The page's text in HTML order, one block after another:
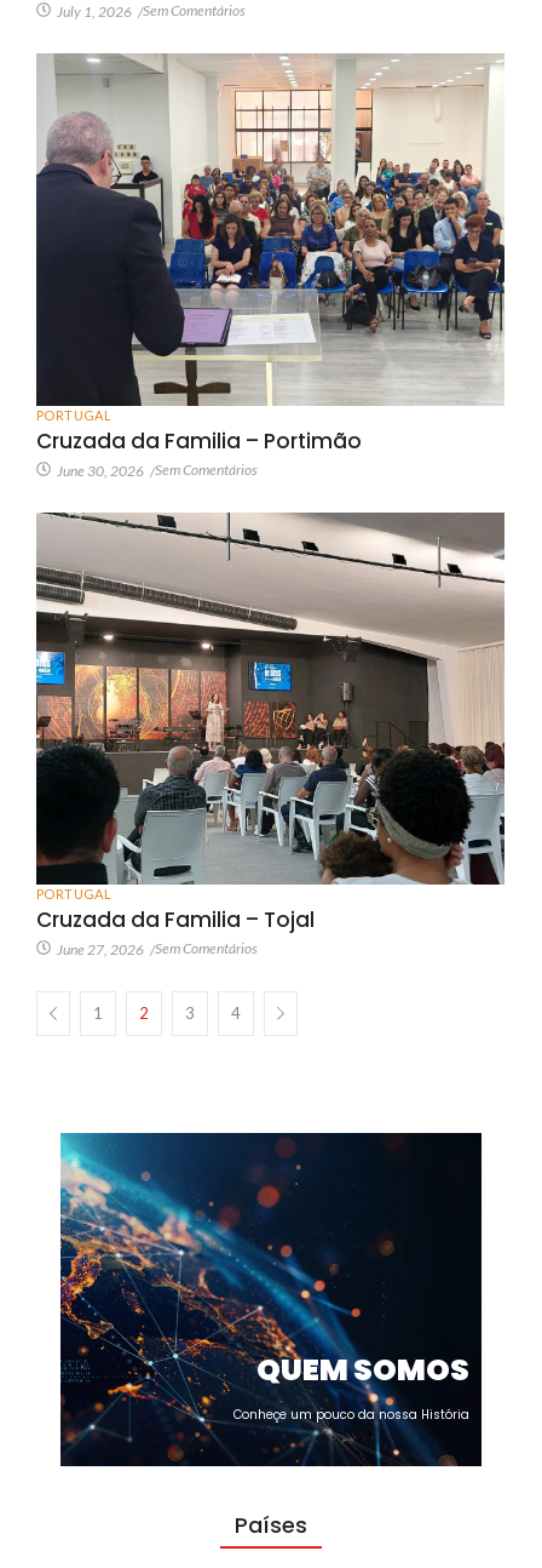
July 1, 2026 /Sem Comentários
PORTUGAL
Cruzada da Familia – Portimão
June 30, 2026 /Sem Comentários
PORTUGAL
Cruzada da Familia – Tojal
June 27, 2026 /Sem Comentários
1 2 3 4
QUEM SOMOS
Conheçe um pouco da nossa História
Países